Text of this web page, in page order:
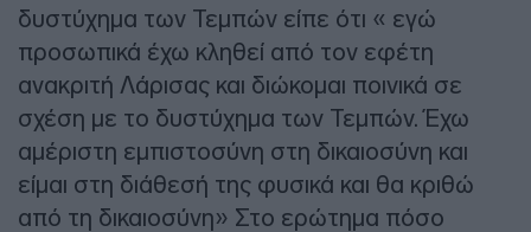
δυστύχημα των Τεμπών είπε ότι « εγώ
προσωπικά έχω κληθεί από τον εφέτη
ανακριτή Λάρισας και διώκομαι ποινικά σε
σχέση με το δυστύχημα των Τεμπών. Έχω
αμέριστη εμπιστοσύνη στη δικαιοσύνη και
είμαι στη διάθεσή της φυσικά και θα κριθώ
από τη δικαιοσύνη» Στο ερώτημα πόσο